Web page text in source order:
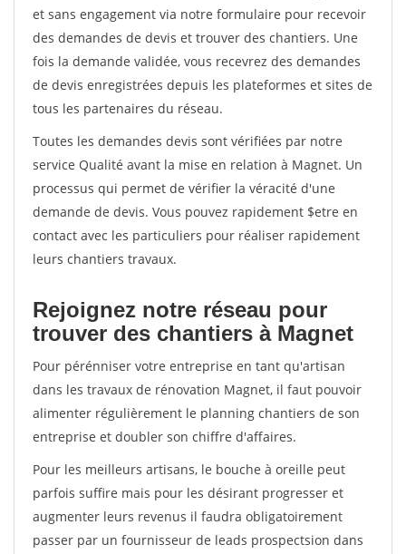
et sans engagement via notre formulaire pour recevoir
des demandes de devis et trouver des chantiers. Une
fois la demande validée, vous recevrez des demandes
de devis enregistrées depuis les plateformes et sites de
tous les partenaires du réseau.
Toutes les demandes devis sont vérifiées par notre
service Qualité avant la mise en relation à Magnet. Un
processus qui permet de vérifier la véracité d'une
demande de devis. Vous pouvez rapidement $etre en
contact avec les particuliers pour réaliser rapidement
leurs chantiers travaux.
Rejoignez notre réseau pour
trouver des chantiers à Magnet
Pour pérénniser votre entreprise en tant qu'artisan
dans les travaux de rénovation Magnet, il faut pouvoir
alimenter régulièrement le planning chantiers de son
entreprise et doubler son chiffre d'affaires.
Pour les meilleurs artisans, le bouche à oreille peut
parfois suffire mais pour les désirant progresser et
augmenter leurs revenus il faudra obligatoirement
passer par un fournisseur de leads prospectsion dans